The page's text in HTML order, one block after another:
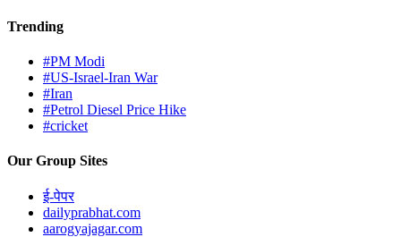
Trending
#PM Modi
#US-Israel-Iran War
#Iran
#Petrol Diesel Price Hike
#cricket
Our Group Sites
ई-पेपर
dailyprabhat.com
aarogyajagar.com